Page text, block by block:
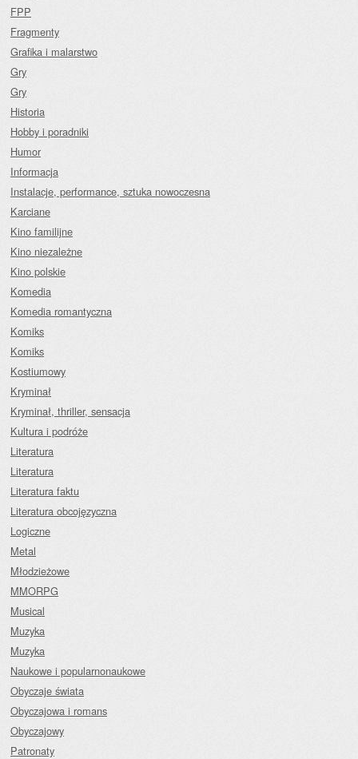
FPP
Fragmenty
Grafika i malarstwo
Gry
Gry
Historia
Hobby i poradniki
Humor
Informacja
Instalacje, performance, sztuka nowoczesna
Karciane
Kino familijne
Kino niezależne
Kino polskie
Komedia
Komedia romantyczna
Komiks
Komiks
Kostiumowy
Kryminał
Kryminał, thriller, sensacja
Kultura i podróże
Literatura
Literatura
Literatura faktu
Literatura obcojęzyczna
Logiczne
Metal
Młodzieżowe
MMORPG
Musical
Muzyka
Muzyka
Naukowe i popularnonaukowe
Obyczaje świata
Obyczajowa i romans
Obyczajowy
Patronaty